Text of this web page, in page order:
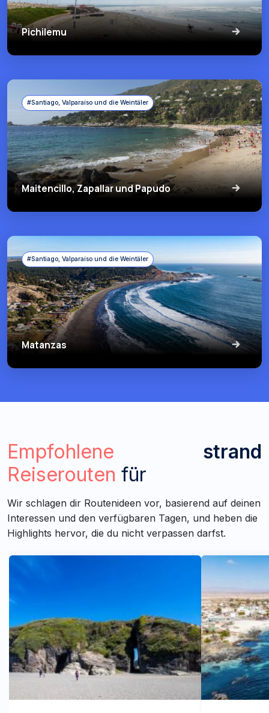
Pichilemu
#Santiago, Valparaíso und die Weintäler
Maitencillo, Zapallar und Papudo
#Santiago, Valparaíso und die Weintäler
Matanzas
Empfohlene
Reiserouten für
strand
Wir schlagen dir Routenideen vor, basierend auf deinen
Interessen und den verfügbaren Tagen, und heben die
Highlights hervor, die du nicht verpassen darfst.